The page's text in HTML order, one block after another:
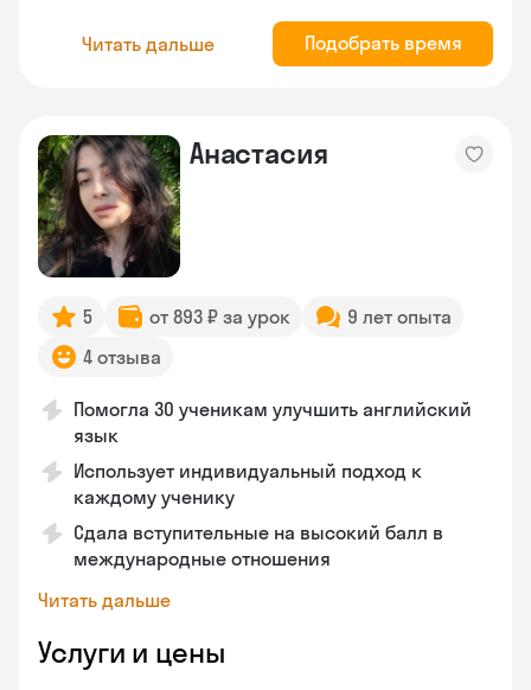
Читать дальше Подобрать время
Анастасия
5 от 893 ₽ за урок
9 лет опыта
4 отзыва
Помогла 30 ученикам улучшить английский
язык
Использует индивидуальный подход к
каждому ученику
Сдала вступительные на высокий балл в
международные отношения
Читать дальше
Услуги и цены